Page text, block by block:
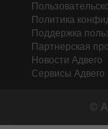
Политика
Поддержка
Партнерская
Новости Адвего
Сервисы Адвего
©